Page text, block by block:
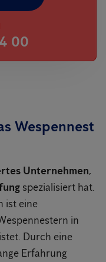
00
Wespennest
Unternehmen,
spezialisiert hat.
ist eine
in
Durch eine
Erfahrung